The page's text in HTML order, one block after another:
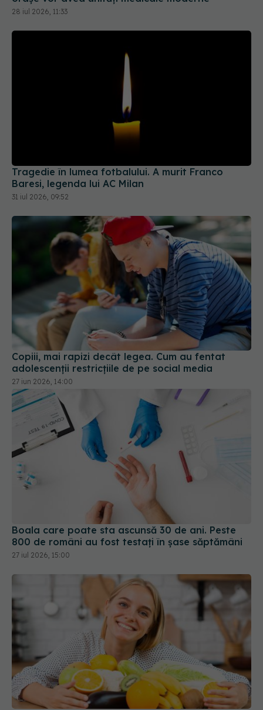
Tragedie în lumea fotbalului. A murit Franco
31 iul 2026, 09:52
Copiii, mai rapizi decât legea. Cum au fentat
adolescenții restricțiile de pe social media
27 iun 2026, 14:00
800 de români au fost testați în șase săptămâni
6 nutrienți pe care îi ignorăm după 30 de ani și de
ce organismul are nevoie de ei
20 iul 2026, 12:09